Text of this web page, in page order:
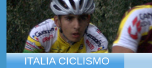
ITALIA CICLISMO